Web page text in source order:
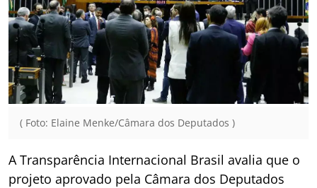
( Foto: Elaine Menke/Câmara dos Deputados )
A Transparência Internacional Brasil avalia que o
projeto aprovado pela Câmara dos Deputados